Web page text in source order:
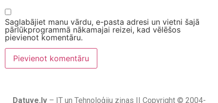
Saglabājiet manu vārdu, e-pasta adresi un vietni šajā
pārlūkprogrammā nākamajai reizei, kad vēlēšos
pievienot komentāru.
Datuve.lv– IT un Tehnoloģiju ziņas || Copyright © 2004-